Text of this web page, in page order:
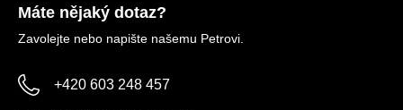
Máte nějaký dotaz?
Zavolejte nebo napište našemu Petrovi.
+420 603 248 457